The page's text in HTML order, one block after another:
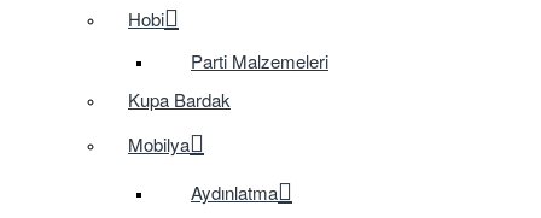
Hobi
Parti Malzemeleri
Kupa Bardak
Mobilya
Aydınlatma